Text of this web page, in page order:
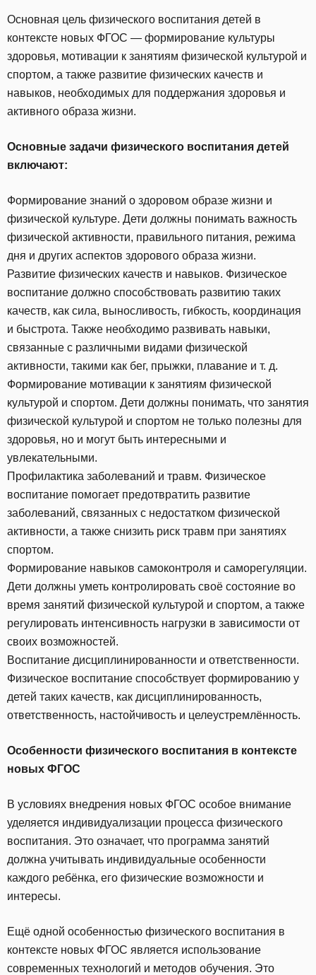
Основная цель физического воспитания детей в
контексте новых ФГОС — формирование культуры
здоровья, мотивации к занятиям физической культурой и
спортом, а также развитие физических качеств и
навыков, необходимых для поддержания здоровья и
активного образа жизни.
Основные задачи физического воспитания детей
включают:
Формирование знаний о здоровом образе жизни и
физической культуре. Дети должны понимать важность
физической активности, правильного питания, режима
дня и других аспектов здорового образа жизни.
Развитие физических качеств и навыков. Физическое
воспитание должно способствовать развитию таких
качеств, как сила, выносливость, гибкость, координация
и быстрота. Также необходимо развивать навыки,
связанные с различными видами физической
активности, такими как бег, прыжки, плавание и т. д.
Формирование мотивации к занятиям физической
культурой и спортом. Дети должны понимать, что занятия
физической культурой и спортом не только полезны для
здоровья, но и могут быть интересными и
увлекательными.
Профилактика заболеваний и травм. Физическое
воспитание помогает предотвратить развитие
заболеваний, связанных с недостатком физической
активности, а также снизить риск травм при занятиях
спортом.
Формирование навыков самоконтроля и саморегуляции.
Дети должны уметь контролировать своё состояние во
время занятий физической культурой и спортом, а также
регулировать интенсивность нагрузки в зависимости от
своих возможностей.
Воспитание дисциплинированности и ответственности.
Физическое воспитание способствует формированию у
детей таких качеств, как дисциплинированность,
ответственность, настойчивость и целеустремлённость.
Особенности физического воспитания в контексте
новых ФГОС
В условиях внедрения новых ФГОС особое внимание
уделяется индивидуализации процесса физического
воспитания. Это означает, что программа занятий
должна учитывать индивидуальные особенности
каждого ребёнка, его физические возможности и
интересы.
Ещё одной особенностью физического воспитания в
контексте новых ФГОС является использование
современных технологий и методов обучения. Это